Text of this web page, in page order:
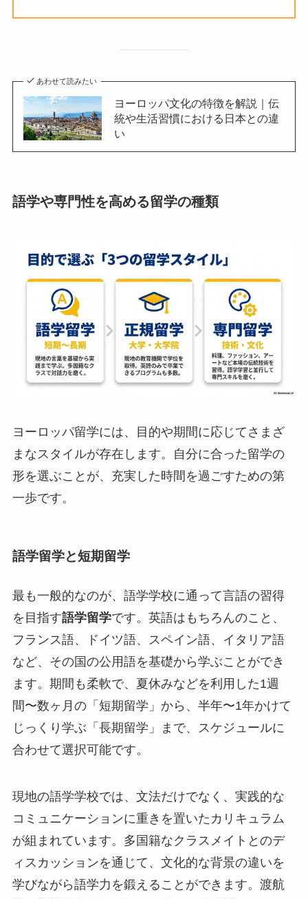
あわせて読みたい
ヨーロッパ文化の特徴を解説｜伝
統や生活習慣における日本との違
い
語学や専門性を高める留学の種類
ヨーロッパ留学には、目的や期間に応じてさまざ
まなスタイルが存在します。自分に合った留学の
形を選ぶことが、充実した時間を過ごすための第
一歩です。
語学留学と短期留学
最も一般的なのが、語学学校に通って言語の習得
を目指す語学留学です。英語はもちろんのこと、
フランス語、ドイツ語、スペイン語、イタリア語
など、その国の公用語を基礎から学ぶことができ
ます。期間も柔軟で、夏休みなどを利用した1週
間〜数ヶ月の「短期留学」から、半年〜1年かけて
じっくり学ぶ「長期留学」まで、スケジュールに
合わせて選択可能です。
現地の語学学校では、文法だけでなく、実践的な
コミュニケーションに重きを置いたカリキュラム
が組まれています。多国籍なクラスメイトとのデ
ィスカッションを通じて、文化的な背景の違いを
学びながら語学力を鍛えることができます。渡航